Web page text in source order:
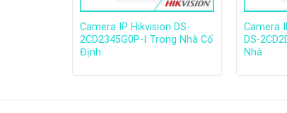
Camera IP Hikvision DS-
2CD2345G0P-I Trong Nhà Cố
Định
Camera
DS-
Nhà